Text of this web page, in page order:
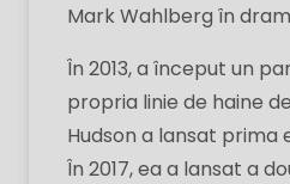
Mark Wahlberg în
În 2013, a început un
propria linie de haine
Hudson a lansat prima
În 2017, ea a lansat a